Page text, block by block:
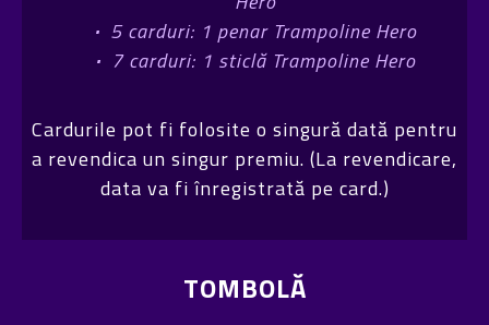
· 5 carduri: 1 penar Trampoline Hero
· 7 carduri: 1 sticlă Trampoline Hero
Cardurile pot fi folosite o singură dată pentru
a revendica un singur premiu. (La revendicare,
data va fi înregistrată pe card.)
TOMBOLĂ